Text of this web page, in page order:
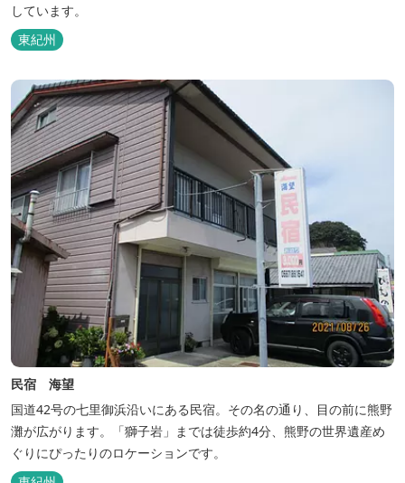
しています。
東紀州
民宿 海望
国道42号の七里御浜沿いにある民宿。その名の通り、目の前に熊野
灘が広がります。「獅子岩」までは徒歩約4分、熊野の世界遺産め
ぐりにぴったりのロケーションです。